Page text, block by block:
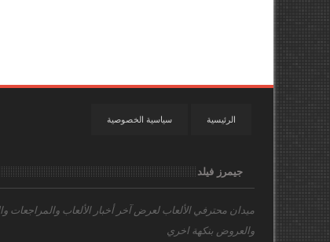
سياسية الخصوصية الرئيسية
جيمرز فيلد
ميدان محترفي الألعابلعرض آخر أخبار الألعاب والمراجعات
والعروض بنكهة اخري